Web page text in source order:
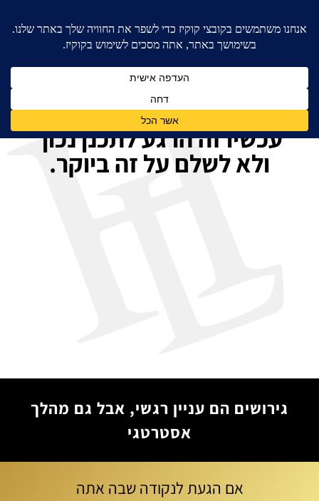
החלטת להתגרש?
עכשיו זה הרגע לתכנן נכון
ולא לשלם על זה ביוקר.
גירושים הם עניין רגשי, אבל גם מהלך
אסטרטגי
אם הגעת לנקודה שבה אתה